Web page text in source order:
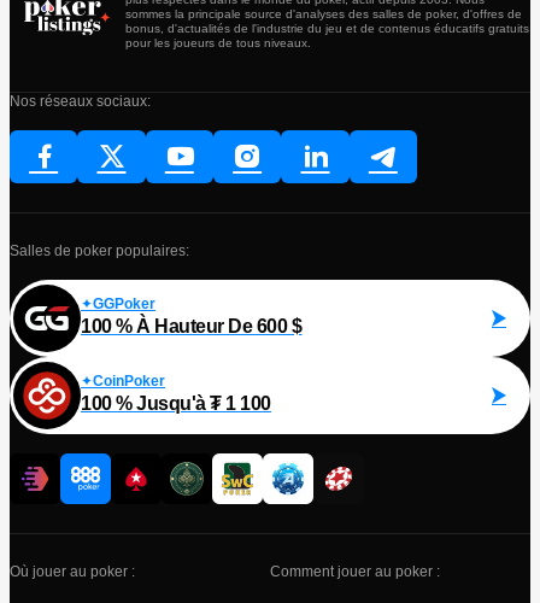
sommes la principale source d'analyses des salles de poker, d'offres de
bonus, d'actualités de l'industrie du jeu et de contenus éducatifs gratuits
pour les joueurs de tous niveaux.
Nos réseaux sociaux:
Salles de poker populaires:
GGPoker
100 % À Hauteur De 600 $
CoinPoker
100 % Jusqu'à ₮ 1 100
Où jouer au poker : Comment jouer au poker :